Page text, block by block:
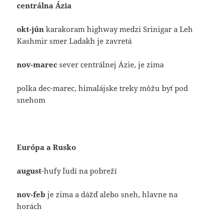
centrálna Ázia
okt-jún karakoram highway medzi Srinigar a Leh
Kashmir smer Ladakh je zavretá
nov-marec sever centrálnej Ázie, je zima
polka dec-marec, himalájske treky môžu byť pod
snehom
Európa a Rusko
august-hufy ľudí na pobreží
nov-feb je zima a dážď alebo sneh, hlavne na
horách